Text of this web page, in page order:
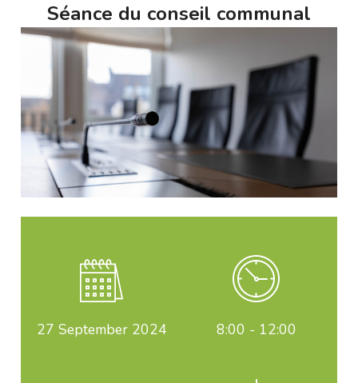
Séance du conseil communal
27 September 2024 8:00 - 12:00